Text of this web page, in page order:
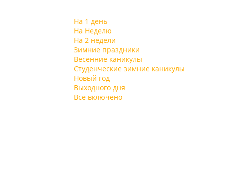
На 1 день
На Неделю
На 2 недели
Зимние праздники
Весенние каникулы
Студенческие зимние каникулы
Новый год
Выходного дня
Всё включено